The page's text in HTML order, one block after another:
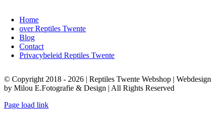
Home
over Reptiles Twente
Blog
Contact
Privacybeleid Reptiles Twente
© Copyright 2018 - 2026 | Reptiles Twente Webshop | Webdesign
by Milou E.Fotografie & Design | All Rights Reserved
Page load link